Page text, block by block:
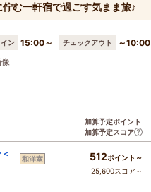
む一軒宿で過ごす気まま旅♪
ン 15:00～ チェックアウト
～10:00
加算予定ポイント
加算予定スコア
和洋室 512ポイント～
25,600スコア～